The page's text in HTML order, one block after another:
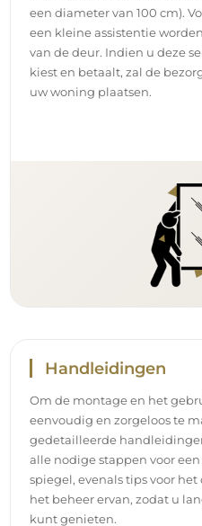
Handleidingen
Om de montage en het
eenvoudig en zorgeloos te
gedetailleerde
alle nodige stappen voor een
Bekijk de montage- en
Volg ons en blijf
promoties, ontdek de
ideeën voor mooie
gemeenschap en ontdek
hebben!